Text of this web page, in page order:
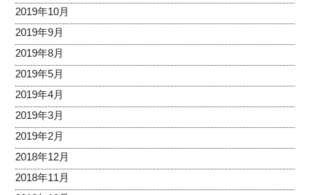
2019年10月
2019年9月
2019年8月
2019年5月
2019年4月
2019年3月
2019年2月
2018年12月
2018年11月